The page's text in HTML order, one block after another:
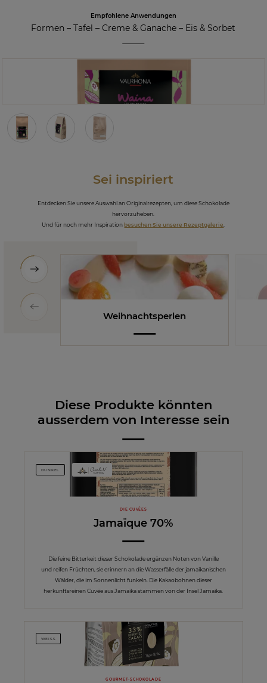
Empfohlene Anwendungen
Formen –Tafel –Creme & Ganache – Eis & Sorbet
Sei inspiriert
Entdecken Sie unsere Auswahl an Originalrezepten, um diese Schokolade
hervorzuheben.
Und für noch mehr Inspirationbesuchen Sie unsere Rezeptgalerie
Weihnachtsperlen
Diese Produkte könnten
ausserdem von Interesse sein
DUNKEL
DIE CUVÉES
Jamaïque 70%
Die feine Bitterkeit dieser Schokolade ergänzen Noten von Vanille
und reifen Früchten, sie erinnern an die Wasserfälle der jamaikanischen
Wälder, die im Sonnenlicht funkeln. Die Kakaobohnen dieser
herkunftsreinen Cuvée aus Jamaika stammen von der Insel Jamaika.
WEISS
GOURMET-SCHOKOLADE